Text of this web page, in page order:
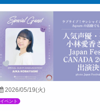
2026/05/19(火)
イベント